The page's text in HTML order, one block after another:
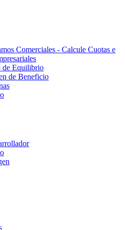
Comerciales - Calcule Cuotas e
de Equilibrio
de Beneficio